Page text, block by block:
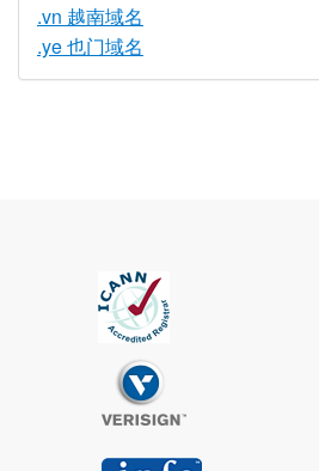
.vn 越南域名
.ye 也门域名